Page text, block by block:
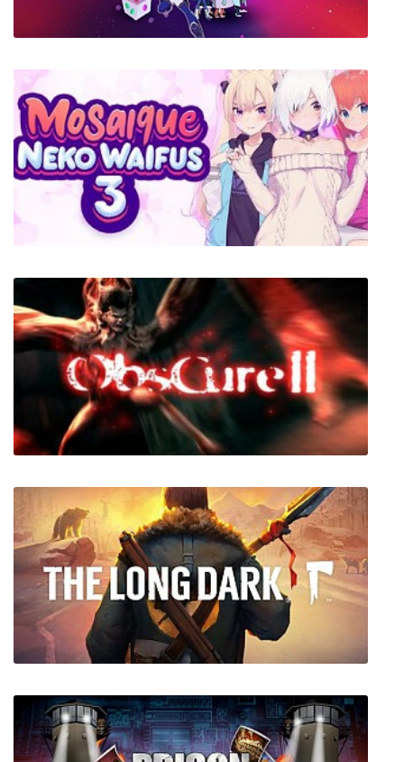
Double Cross
Mosaique Neko Waifus 3 + 2 DLC
Obscure 2